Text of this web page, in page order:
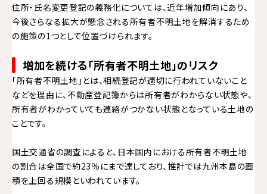
住所・氏名変更登記の義務化については、近年増加傾向にあり、
今後さらなる拡大が懸念される所有者不明土地を解消するため
の施策の1つとして位置づけられます。
増加を続ける「所有者不明土地」のリスク
「所有者不明土地」とは、相続登記が適切に行われていないこと
などを理由に、不動産登記簿からは所有者がわからない状態や、
所有者がわかっていても連絡がつかない状態となっている土地の
ことです。
国土交通省の調査によると、日本国内における所有者不明土地
の割合は全国で約23％にまで達しており、推計では九州本島の面
積を上回る規模といわれています。